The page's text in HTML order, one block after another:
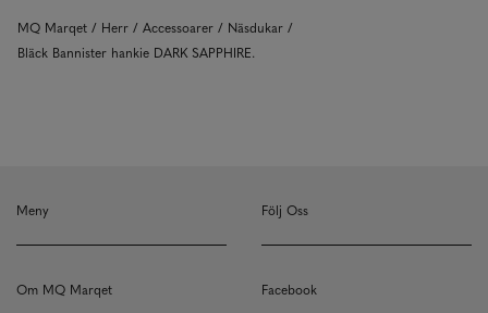
MQ Marqet Herr Accessoarer
Näsdukar
Bläck Bannister hankie DARK SAPPHIRE.
Meny
Om MQ Marqet
Följ Oss
Facebook